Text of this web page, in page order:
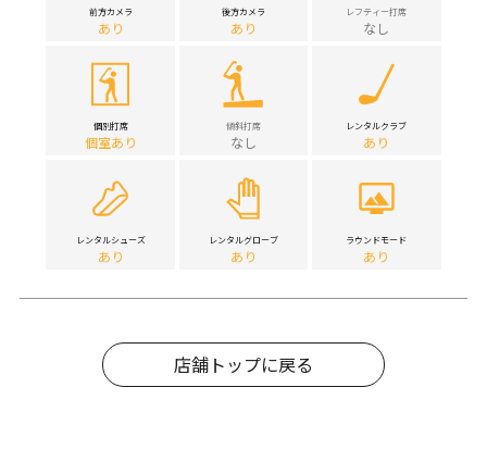
前方カメラ
あり
後方カメラ
あり
レフティー打席
なし
個別打席
個室あり
傾斜打席
なし
レンタルクラブ
あり
レンタルシューズ
あり
レンタルグローブ
あり
ラウンドモード
あり
店舗トップに戻る